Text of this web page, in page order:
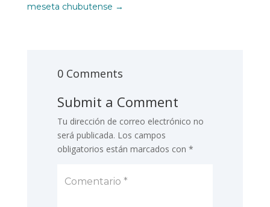
meseta chubutense →
0 Comments
Submit a Comment
Tu dirección de correo electrónico no
será publicada. Los campos
obligatorios están marcados con *